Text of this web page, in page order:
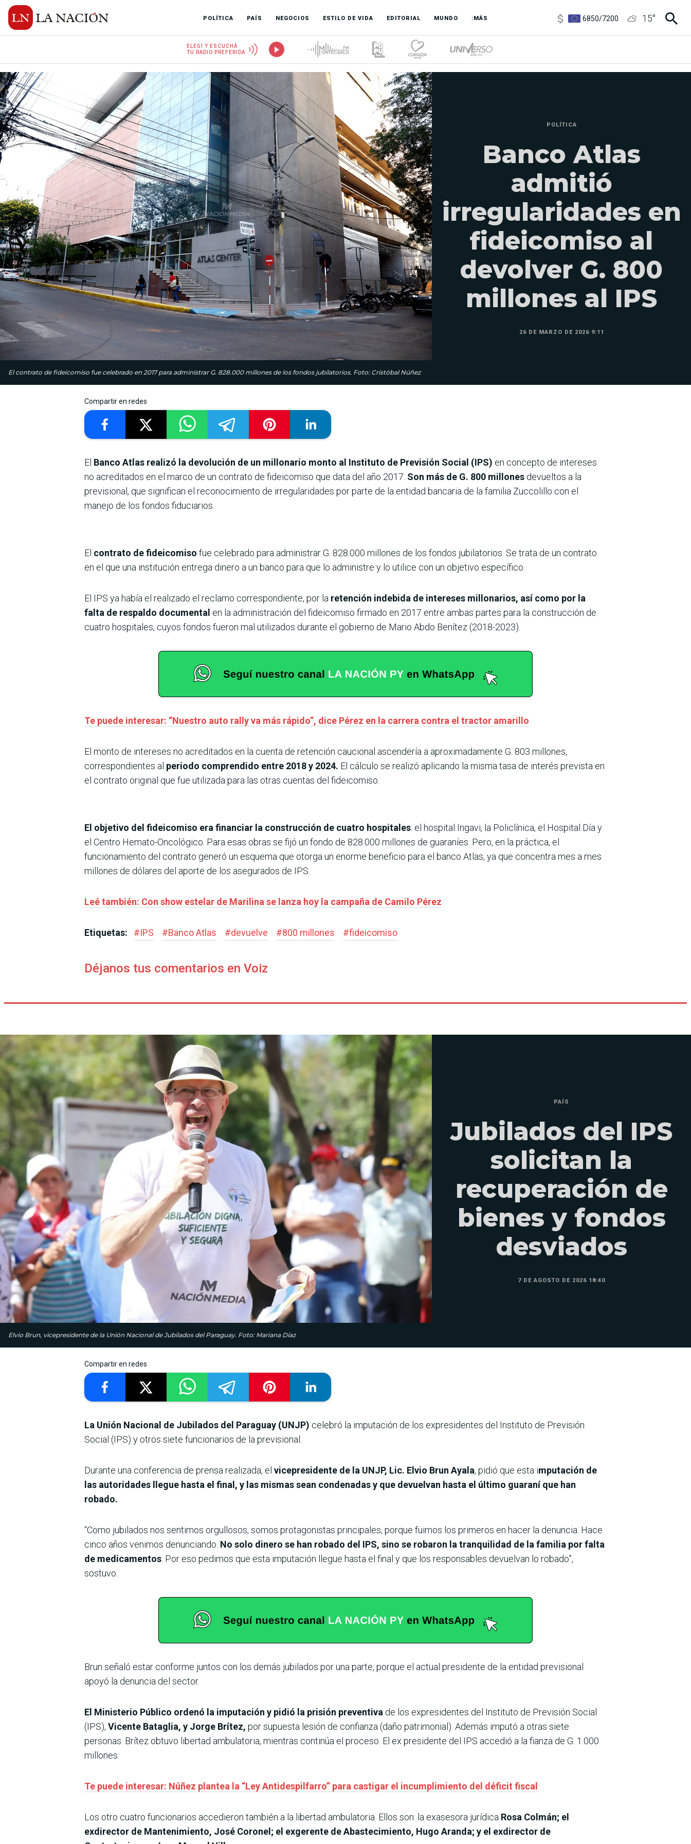
POLÍTICA PAÍS NEGOCIOS ESTILO DE VIDA EDITORIAL MUNDO :MÁS
5900/5960
5900/5960
15°
ELEGÍ Y ESCUCHÁ
TU RADIO PREFERIDA
El contrato de fideicomiso fue celebrado en 2017 para administrar G. 828.000 millones de los fondos jubilatorios. Foto: Cristóbal Núñez
POLÍTICA
Banco Atlas
admitió
irregularidades en
fideicomiso al
devolver G. 800
millones al IPS
26 DE MARZO DE 2026 9:11
Compartir en redes
El Banco Atlas realizó la devolución de un millonario monto al Instituto de Previsión Social (IPS) en concepto de intereses
no acreditados en el marco de un contrato de fideicomiso que data del año 2017. Son más de G. 800 millones devueltos a la
previsional, que significan el reconocimiento de irregularidades por parte de la entidad bancaria de la familia Zuccolillo con el
manejo de los fondos fiduciarios.
El contrato de fideicomiso fue celebrado para administrar G. 828.000 millones de los fondos jubilatorios. Se trata de un contrato
en el que una institución entrega dinero a un banco para que lo administre y lo utilice con un objetivo específico.
El IPS ya había el realizado el reclamo correspondiente, por la retención indebida de intereses millonarios, así como por la
falta de respaldo documental en la administración del fideicomiso firmado en 2017 entre ambas partes para la construcción de
cuatro hospitales, cuyos fondos fueron mal utilizados durante el gobierno de Mario Abdo Benítez (2018-2023).
Te puede interesar: “Nuestro auto rally va más rápido”, dice Pérez en la carrera contra el tractor amarillo
El monto de intereses no acreditados en la cuenta de retención caucional ascendería a aproximadamente G. 803 millones,
correspondientes al periodo comprendido entre 2018 y 2024. El cálculo se realizó aplicando la misma tasa de interés prevista en
el contrato original que fue utilizada para las otras cuentas del fideicomiso.
El objetivo del fideicomiso era financiar la construcción de cuatro hospitales: el hospital Ingavi, la Policlínica, el Hospital Día y
el Centro Hemato-Oncológico. Para esas obras se fijó un fondo de 828.000 millones de guaraníes. Pero, en la práctica, el
funcionamiento del contrato generó un esquema que otorga un enorme beneficio para el banco Atlas, ya que concentra mes a mes
millones de dólares del aporte de los asegurados de IPS.
Leé también: Con show estelar de Marilina se lanza hoy la campaña de Camilo Pérez
Etiquetas: #IPS #Banco Atlas #devuelve #800 millones #fideicomiso
Déjanos tus comentarios en Voiz
Elvio Brun, vicepresidente de la Unión Nacional de Jubilados del Paraguay. Foto: Mariana Díaz
PAÍS
Jubilados del IPS
solicitan la
recuperación de
bienes y fondos
desviados
7 DE AGOSTO DE 2026 18:40
Compartir en redes
La Unión Nacional de Jubilados del Paraguay (UNJP) celebró la imputación de los expresidentes del Instituto de Previsión
Social (IPS) y otros siete funcionarios de la previsional.
Durante una conferencia de prensa realizada, el vicepresidente de la UNJP, Lic. Elvio Brun Ayala, pidió que esta imputación de
las autoridades llegue hasta el final, y las mismas sean condenadas y que devuelvan hasta el último guaraní que han
robado.
“Como jubilados nos sentimos orgullosos, somos protagonistas principales, porque fuimos los primeros en hacer la denuncia. Hace
cinco años venimos denunciando. No solo dinero se han robado del IPS, sino se robaron la tranquilidad de la familia por falta
de medicamentos. Por eso pedimos que esta imputación llegue hasta el final y que los responsables devuelvan lo robado”,
sostuvo.
Brun señaló estar conforme juntos con los demás jubilados por una parte, porque el actual presidente de la entidad previsional
apoyó la denuncia del sector.
El Ministerio Público ordenó la imputación y pidió la prisión preventiva de los expresidentes del Instituto de Previsión Social
(IPS), Vicente Bataglia, y Jorge Brítez, por supuesta lesión de confianza (daño patrimonial). Además imputó a otras siete
personas. Brítez obtuvo libertad ambulatoria, mientras continúa el proceso. El ex presidente del IPS accedió a la fianza de G. 1.000
millones.
Te puede interesar: Núñez plantea la “Ley Antidespilfarro” para castigar el incumplimiento del déficit fiscal
Los otro cuatro funcionarios accedieron también a la libertad ambulatoria. Ellos son: la exasesora jurídica Rosa Colmán; el
exdirector de Mantenimiento, José Coronel; el exgerente de Abastecimiento, Hugo Aranda; y el exdirector de